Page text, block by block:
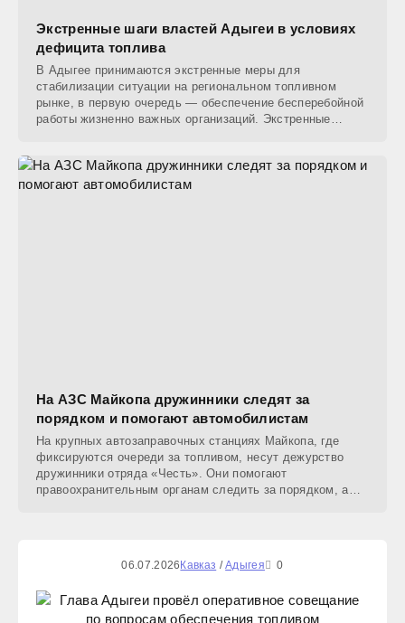
Экстренные шаги властей Адыгеи в условиях
дефицита топлива
В Адыгее принимаются экстренные меры для
стабилизации ситуации на региональном топливном
рынке, в первую очередь — обеспечение бесперебойной
работы жизненно важных организаций. Экстренные
На АЗС Майкопа дружинники следят за
порядком и помогают автомобилистам
На крупных автозаправочных станциях Майкопа, где
фиксируются очереди за топливом, несут дежурство
дружинники отряда «Честь». Они помогают
правоохранительным органам следить за порядком, а
06.07.2026Кавказ /Адыгея 0